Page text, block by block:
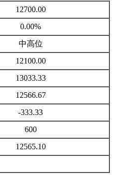
12700.00
0.00%
中高位
12100.00
13033.33
12566.67
-333.33
600
12565.10